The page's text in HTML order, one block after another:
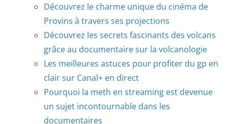
Découvrez le charme unique du cinéma de
Provins à travers ses projections
Découvrez les secrets fascinants des volcans
grâce au documentaire sur la volcanologie
Les meilleures astuces pour profiter du gp en
clair sur Canal+ en direct
Pourquoi la meth en streaming est devenue
un sujet incontournable dans les
documentaires